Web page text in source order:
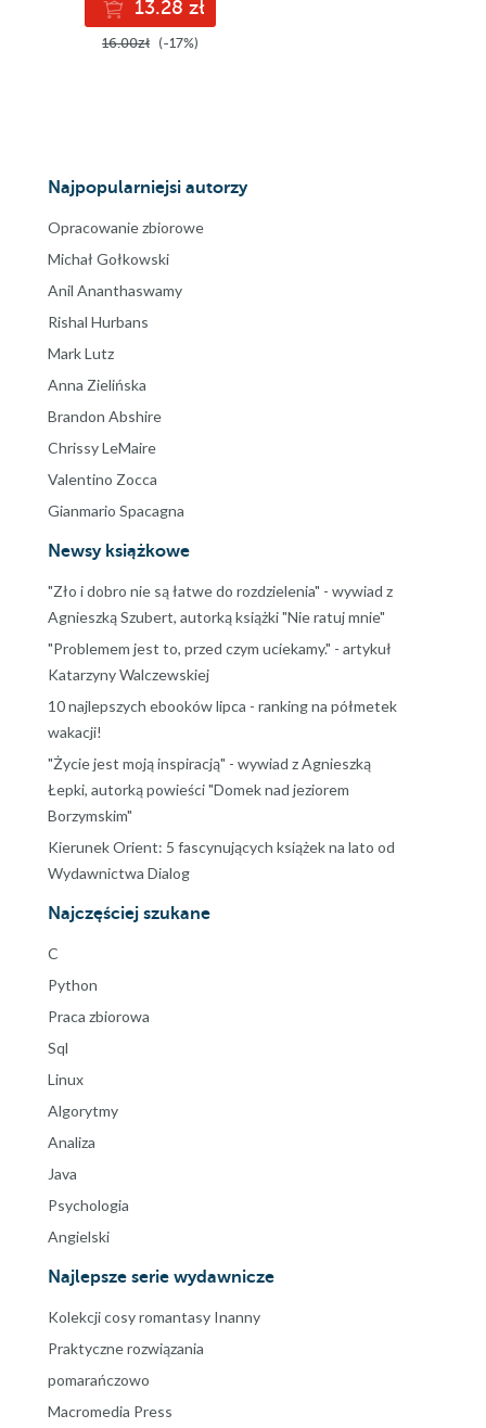
13.28 zł
16.00zł (-17%)
Najpopularniejsi autorzy
Opracowanie zbiorowe
Michał Gołkowski
Anil Ananthaswamy
Rishal Hurbans
Mark Lutz
Anna Zielińska
Brandon Abshire
Chrissy LeMaire
Valentino Zocca
Gianmario Spacagna
Newsy książkowe
"Zło i dobro nie są łatwe do rozdzielenia" - wywiad z
Agnieszką Szubert, autorką książki "Nie ratuj mnie"
"Problemem jest to, przed czym uciekamy." - artykuł
Katarzyny Walczewskiej
10 najlepszych ebooków lipca - ranking na półmetek
wakacji!
"Życie jest moją inspiracją" - wywiad z Agnieszką
Łepki, autorką powieści "Domek nad jeziorem
Borzymskim"
Kierunek Orient: 5 fascynujących książek na lato od
Wydawnictwa Dialog
Najczęściej szukane
C
Python
Praca zbiorowa
Sql
Linux
Algorytmy
Analiza
Java
Psychologia
Angielski
Najlepsze serie wydawnicze
Kolekcji cosy romantasy Inanny
Praktyczne rozwiązania
pomarańczowo
Macromedia Press